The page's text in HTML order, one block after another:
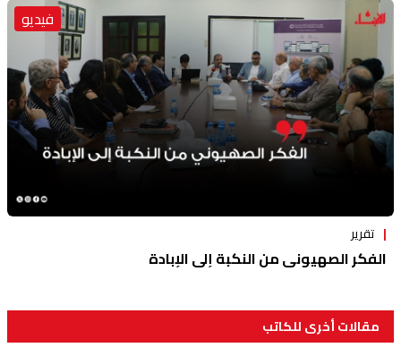
فيديو
تقرير
الفكر الصهيوني من النكبة إلى الإبادة
مقالات أخرى للكاتب